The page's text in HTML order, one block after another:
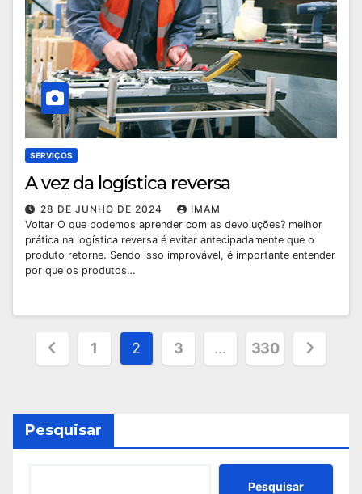
SERVIÇOS
A vez da logística reversa
28 DE JUNHO DE 2024
IMAM
Voltar O que podemos aprender com as devoluções? melhor
prática na logística reversa é evitar antecipadamente que o
produto retorne. Sendo isso improvável, é importante entender
por que os produtos…
Paginação
de
1 2 3 … 330
Pesquisar
Pesquisar